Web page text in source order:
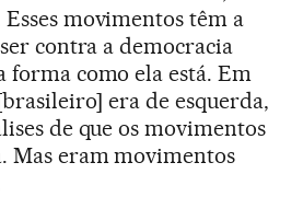
movimentos têm a
contra a democracia
forma como ela está. Em
era de esquerda,
de que os movimentos
Mas eram movimentos